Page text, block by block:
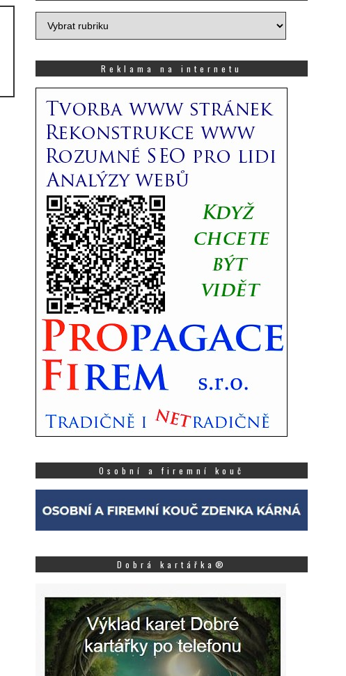
Vyberte
si,
zajímá
Reklama na internetu
Osobní a firemní kouč
Dobrá kartářka®